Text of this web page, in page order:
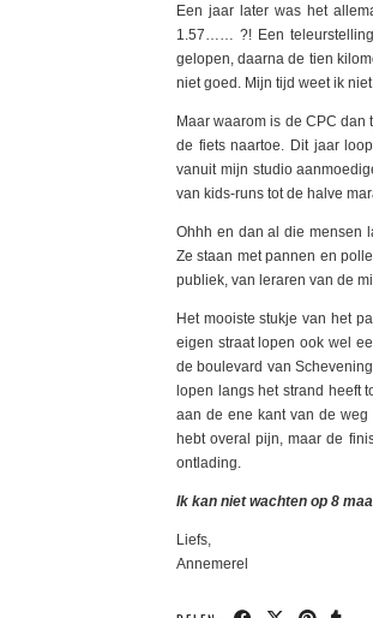
Een jaar later was het
1.57…… ?! Een
gelopen, daarna de tien
niet goed. Mijn tijd weet ik
Maar waarom is de CPC
de fiets naartoe. Dit jaar
vanuit mijn studio
van kids-runs tot de halve
Ohhh en dan al die mensen
Ze staan met pannen en
publiek, van leraren van de
Het mooiste stukje van het
eigen straat lopen ook wel
de boulevard van
lopen langs het strand heeft
aan de ene kant van de
hebt overal pijn, maar de
ontlading.
Ik kan niet wachten op 8
Liefs,
Annemerel